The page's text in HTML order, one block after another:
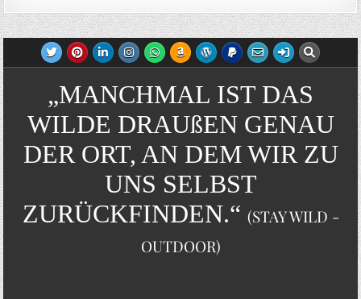
„MANCHMAL IST DAS
WILDE DRAUßEN GENAU
DER ORT, AN DEM WIR ZU
UNS SELBST
ZURÜCKFINDEN.“ (STAY WILD -
OUTDOOR)